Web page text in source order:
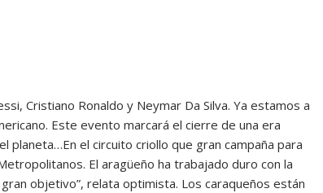
Cristiano Ronaldo y Neymar Da Silva. Ya estamos a
Este evento marcará el cierre de una era
el circuito criollo que gran campaña para
El aragüeño ha trabajado duro con la
objetivo”, relata optimista. Los caraqueños están